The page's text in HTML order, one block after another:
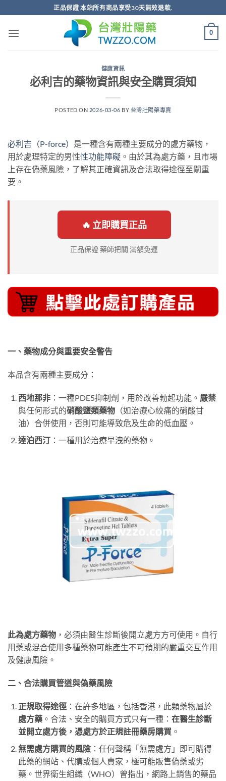
轉
正品保證 本站所有商品享受30天無效退款.
0
健康資訊
必利吉的藥物資訊與安全購買須知
POSTED ON 2026-03-06 BY 台灣壯陽藥專賣
必利吉（P-force） 是一種含有兩種主要成分的處方藥物，
用於處理特定的男性性功能障礙 。由於其為處方藥，且市場
上存在偽藥風險，了解其正確資訊及合法取得途徑至關重
要。
🔥 立即購買正品
正品保證 藥師把關 滿額免運
一、藥物成分與重要安全警告
本品含有兩種主要成分：
西地那非：一種PDE5抑制劑，用於改善勃起功能。 嚴禁
與任何形式的硝酸鹽類藥物（如治療心絞痛的硝酸甘
油）合併使用，否則可能導致危及生命的低血壓。
達泊西汀：一種用於治療早洩的藥物。
此為處方藥物 ，必須由醫生診斷後開立處方方可使用。自行
用藥或混合使用多種藥物可能產生不可預期的嚴重交互作用
及健康風險。
二、合法購買管道與偽藥風險
正規取得途徑：在許多地區，包括香港，此類藥物屬於
處方藥。合法、安全的購買方式只有一種： 在醫生診斷
並開立處方後，憑處方於正規註冊藥房購買 。
無需處方購買的風險：任何聲稱「無需處方」即可購得
此藥的網站、代購或個人賣家，極可能販售偽藥或劣
藥。世界衛生組織（WHO）曾指出，網路上銷售的藥品